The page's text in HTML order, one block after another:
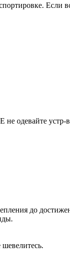
Если
одевайте устр-
до